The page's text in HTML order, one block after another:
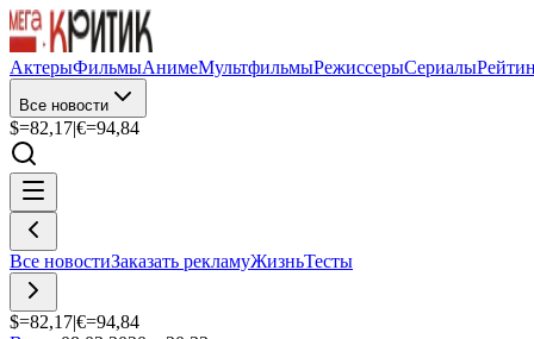
АктерыФильмыАнимеМультфильмыРежиссерыСериалы
Все новости
$=82,17|€=94,84
Все новостиЗаказать рекламуЖизньТесты
$=82,17|€=94,84